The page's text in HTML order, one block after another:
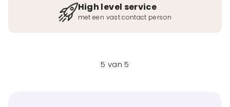
High level service
met een vast contact person
5 van 5